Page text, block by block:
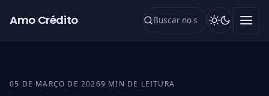
Amo Crédito
05 DE MARÇO DE 20269 MIN DE LEITURA